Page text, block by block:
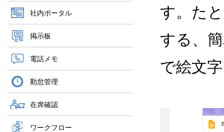
社内ポータル
掲示板
電話メモ
勤怠管理
在席確認
ワークフロー
す。た
する、
で絵文